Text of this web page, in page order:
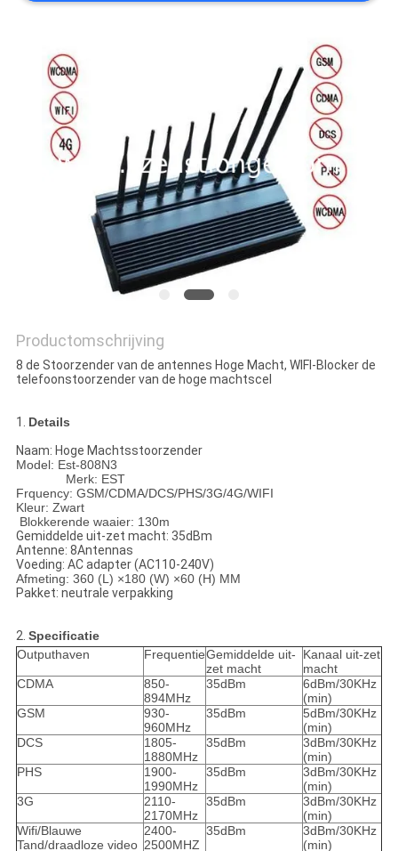
PRIVACY
POLICY
Productomschrijving
8 de Stoorzender van de antennes Hoge Macht, WIFI-Blocker de
telefoonstoorzender van de hoge machtscel
1. Details
Naam: Hoge Machtsstoorzender
Model: Est-808N3
Merk: EST
Frquency: GSM/CDMA/DCS/PHS/3G/4G/WIFI
Kleur: Zwart
Blokkerende waaier: 130m
Gemiddelde uit-zet macht: 35dBm
Antenne: 8Antennas
Voeding: AC adapter (AC110-240V)
Afmeting: 360 (L) ×180 (W) ×60 (H) MM
Pakket: neutrale verpakking
2. Specificatie
Outputhaven
FrequentieGemiddelde uit-
zet macht
Kanaal uit-zet
macht
CDMA
850-
894MHz
35dBm
6dBm/30KHz
(min)
GSM
930-
960MHz
35dBm
5dBm/30KHz
(min)
DCS
1805-
1880MHz
35dBm
3dBm/30KHz
(min)
PHS
1900-
1990MHz
35dBm
3dBm/30KHz
(min)
3G
2110-
2170MHz
35dBm
3dBm/30KHz
(min)
Wifi/Blauwe
Tand/draadloze video
2400-
2500MHZ
35dBm
3dBm/30KHz
(min)